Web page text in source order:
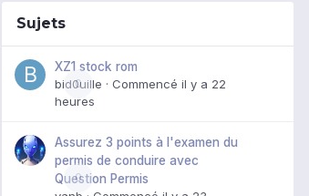
Sujets
0
XZ1 stock rom
bid0uille · Commencé il y a 22
heures
0
Assurez 3 points à l'examen du
permis de conduire avec
Question Permis